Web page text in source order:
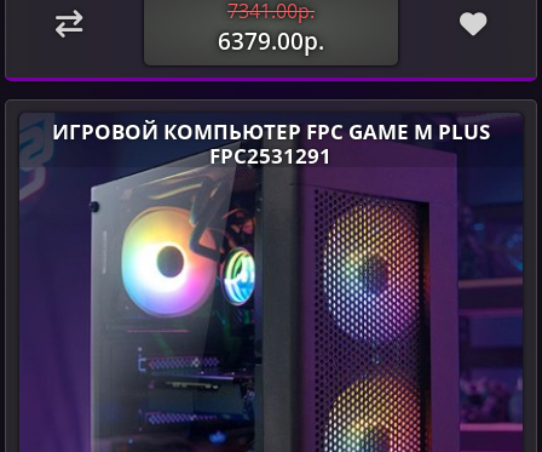
7341.00р.
6379.00р.
ИГРОВОЙ КОМПЬЮТЕР FPC GAME M PLUS
FPC2531291